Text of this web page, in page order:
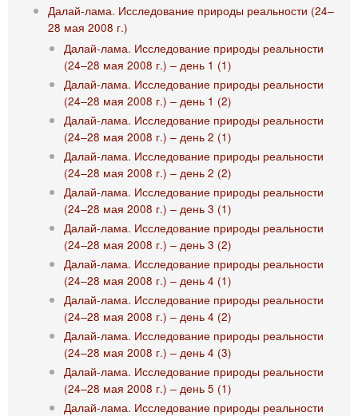
Далай-лама. Исследование природы реальности (24‒
28 мая 2008 г.)
Далай-лама. Исследование природы реальности
(24‒28 мая 2008 г.) ‒ день 1 (1)
Далай-лама. Исследование природы реальности
(24‒28 мая 2008 г.) ‒ день 1 (2)
Далай-лама. Исследование природы реальности
(24‒28 мая 2008 г.) ‒ день 2 (1)
Далай-лама. Исследование природы реальности
(24‒28 мая 2008 г.) ‒ день 2 (2)
Далай-лама. Исследование природы реальности
(24‒28 мая 2008 г.) ‒ день 3 (1)
Далай-лама. Исследование природы реальности
(24‒28 мая 2008 г.) ‒ день 3 (2)
Далай-лама. Исследование природы реальности
(24‒28 мая 2008 г.) ‒ день 4 (1)
Далай-лама. Исследование природы реальности
(24‒28 мая 2008 г.) ‒ день 4 (2)
Далай-лама. Исследование природы реальности
(24‒28 мая 2008 г.) ‒ день 4 (3)
Далай-лама. Исследование природы реальности
(24‒28 мая 2008 г.) ‒ день 5 (1)
Далай-лама. Исследование природы реальности